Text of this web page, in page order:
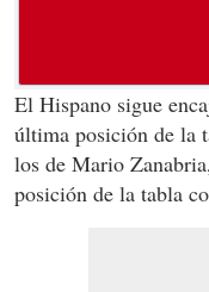
El Hispano sigue
última posición de la
los de Mario
posición de la tabla